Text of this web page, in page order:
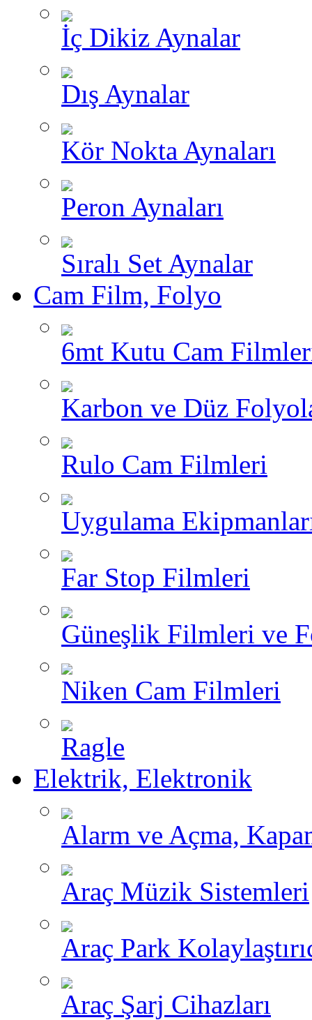
İç Dikiz Aynalar
Dış Aynalar
Kör Nokta Aynaları
Peron Aynaları
Sıralı Set Aynalar
Cam Film, Folyo
6mt Kutu Cam
Karbon ve Düz
Rulo Cam Filmleri
Uygulama
Far Stop Filmleri
Güneşlik Filmleri ve
Niken Cam Filmleri
Ragle
Elektrik, Elektronik
Alarm ve Açma,
Araç Müzik Sistemleri
Araç Park
Araç Şarj Cihazları